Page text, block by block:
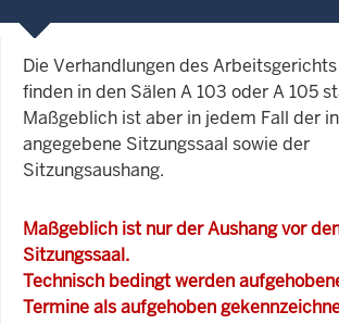
Die Verhandlungen des
finden in den Sälen A 103 oder A 105
Maßgeblich ist aber in jedem Fall der
angegebene Sitzungssaal sowie der
Sitzungsaushang.
Maßgeblich ist nur der Aushang vor
Sitzungssaal.
Technisch bedingt werden
Termine als aufgehoben